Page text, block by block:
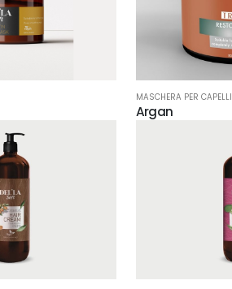
MASCHERA PER CAPELLI
Argan